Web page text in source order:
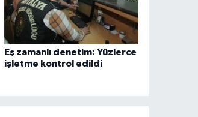
Eş zamanlı denetim: Yüzlerce
işletme kontrol edildi